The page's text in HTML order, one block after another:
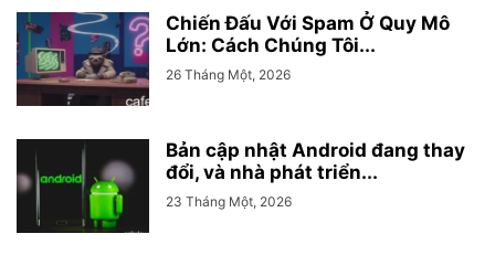
Chiến Đấu Với Spam Ở Quy Mô
Lớn: Cách Chúng Tôi...
26 Tháng Một, 2026
Bản cập nhật Android đang thay
đổi, và nhà phát triển...
23 Tháng Một, 2026